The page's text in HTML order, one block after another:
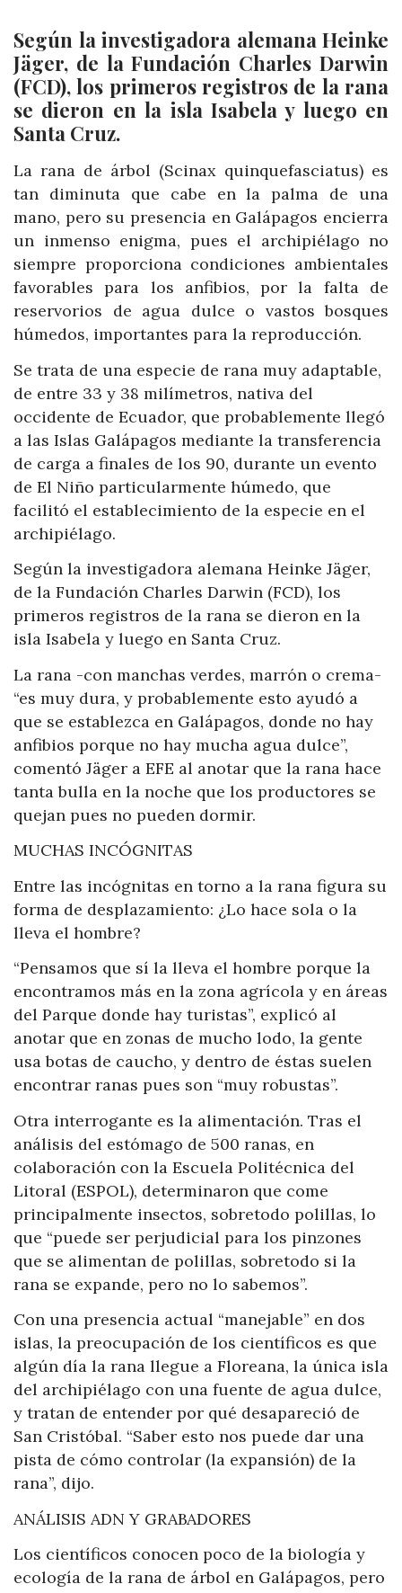
Según la investigadora alemana Heinke
Jäger, de la Fundación Charles Darwin
(FCD), los primeros registros de la rana
se dieron en la isla Isabela y luego en
Santa Cruz.
La rana de árbol (Scinax quinquefasciatus) es
tan diminuta que cabe en la palma de una
mano, pero su presencia en Galápagos encierra
un inmenso enigma, pues el archipiélago no
siempre proporciona condiciones ambientales
favorables para los anfibios, por la falta de
reservorios de agua dulce o vastos bosques
húmedos, importantes para la reproducción.
Se trata de una especie de rana muy adaptable,
de entre 33 y 38 milímetros, nativa del
occidente de Ecuador, que probablemente llegó
a las Islas Galápagos mediante la transferencia
de carga a finales de los 90, durante un evento
de El Niño particularmente húmedo, que
facilitó el establecimiento de la especie en el
archipiélago.
Según la investigadora alemana Heinke Jäger,
de la Fundación Charles Darwin (FCD), los
primeros registros de la rana se dieron en la
isla Isabela y luego en Santa Cruz.
La rana -con manchas verdes, marrón o crema-
“es muy dura, y probablemente esto ayudó a
que se establezca en Galápagos, donde no hay
anfibios porque no hay mucha agua dulce”,
comentó Jäger a EFE al anotar que la rana hace
tanta bulla en la noche que los productores se
quejan pues no pueden dormir.
MUCHAS INCÓGNITAS
Entre las incógnitas en torno a la rana figura su
forma de desplazamiento: ¿Lo hace sola o la
lleva el hombre?
“Pensamos que sí la lleva el hombre porque la
encontramos más en la zona agrícola y en áreas
del Parque donde hay turistas”, explicó al
anotar que en zonas de mucho lodo, la gente
usa botas de caucho, y dentro de éstas suelen
encontrar ranas pues son “muy robustas”.
Otra interrogante es la alimentación. Tras el
análisis del estómago de 500 ranas, en
colaboración con la Escuela Politécnica del
Litoral (ESPOL), determinaron que come
principalmente insectos, sobretodo polillas, lo
que “puede ser perjudicial para los pinzones
que se alimentan de polillas, sobretodo si la
rana se expande, pero no lo sabemos”.
Con una presencia actual “manejable” en dos
islas, la preocupación de los científicos es que
algún día la rana llegue a Floreana, la única isla
del archipiélago con una fuente de agua dulce,
y tratan de entender por qué desapareció de
San Cristóbal. “Saber esto nos puede dar una
pista de cómo controlar (la expansión) de la
rana”, dijo.
ANÁLISIS ADN Y GRABADORES
Los científicos conocen poco de la biología y
ecología de la rana de árbol en Galápagos, pero